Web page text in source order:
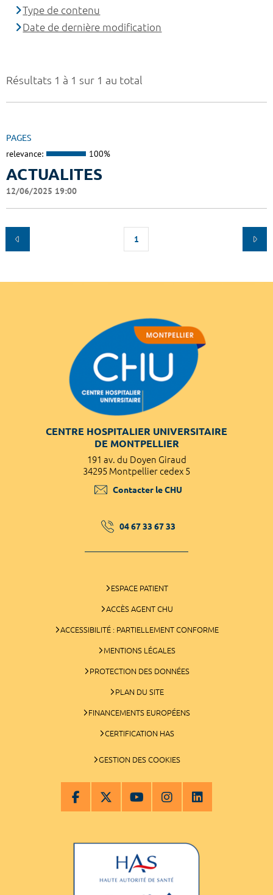
Résultats 1 à 1 sur 1 au total
PAGES
relevance: 100%
ACTUALITES
12/06/2025 19:00
1
Type de contenu
Date de dernière modification
CENTRE HOSPITALIER UNIVERSITAIRE
DE MONTPELLIER
191 av. du Doyen Giraud
34295 Montpellier cedex 5
Contacter le CHU
04 67 33 67 33
ESPACE PATIENT
ACCÈS AGENT CHU
ACCESSIBILITÉ : PARTIELLEMENT CONFORME
MENTIONS LÉGALES
PROTECTION DES DONNÉES
PLAN DU SITE
FINANCEMENTS EUROPÉENS
CERTIFICATION HAS
GESTION DES COOKIES